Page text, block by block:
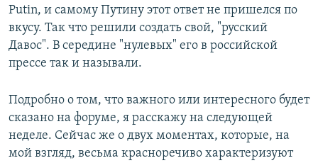
Putin, и самому Путину этот ответ не пришелся по
вкусу. Так что решили создать свой, "русский
Давос". В середине "нулевых" его в российской
прессе так и называли.
Подробно о том, что важного или интересного будет
сказано на форуме, я расскажу на следующей
неделе. Сейчас же о двух моментах, которые, на
мой взгляд, весьма красноречиво характеризуют